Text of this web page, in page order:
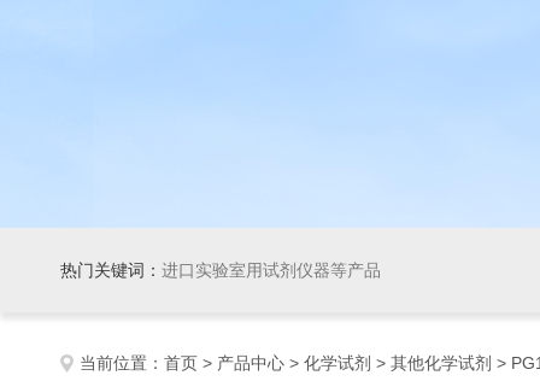
热门关键词： 进口实验室用试剂仪器等产品
当前位置： 首页 > 产品中心 > 化学试剂 > 其他化学试剂 >